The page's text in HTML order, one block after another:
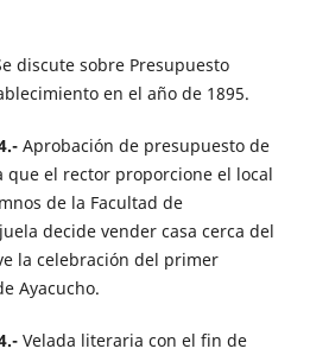
discute sobre Presupuesto
en el año de 1895.
Aprobación de presupuesto de
que el rector proporcione el local
de la Facultad de
decide vender casa cerca del
la celebración del primer
Ayacucho.
Velada literaria con el fin de